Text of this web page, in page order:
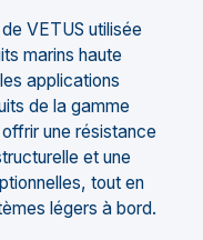
VETUS utilisée
marins haute
applications
de la gamme
une résistance
et une
tout en
légers à bord.